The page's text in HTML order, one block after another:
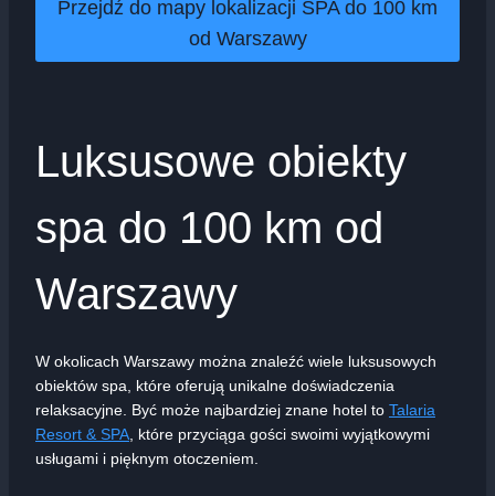
Przejdź do mapy lokalizacji SPA do 100 km
od Warszawy
Luksusowe obiekty
spa do 100 km od
Warszawy
W okolicach Warszawy można znaleźć wiele luksusowych
obiektów spa, które oferują unikalne doświadczenia
relaksacyjne. Być może najbardziej znane hotel to Talaria
Resort & SPA , które przyciąga gości swoimi wyjątkowymi
usługami i pięknym otoczeniem.